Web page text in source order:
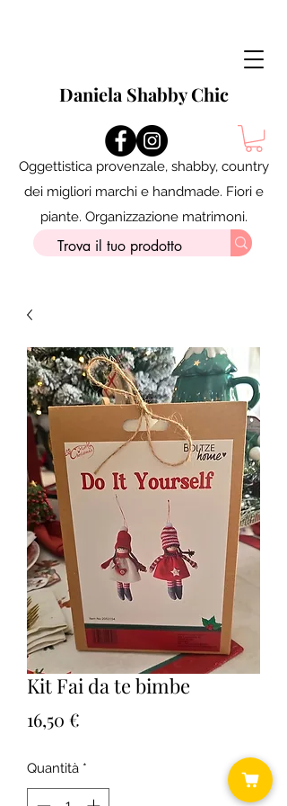
Daniela Shabby Chic
Oggettistica provenzale, shabby, country
dei migliori marchi e handmade. Fiori e
piante. Organizzazione matrimoni.
Kit Fai da te bimbe
16,50 €
Quantità *